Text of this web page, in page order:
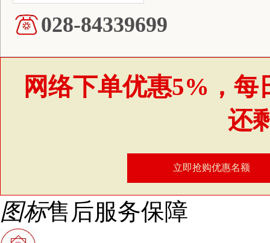
028-84339699
网络下单优惠5%，
还
立即抢购优惠名额
图标售后服务保障